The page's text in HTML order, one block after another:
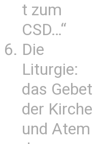
t zum
CSD…“
Die
Liturgie:
das Gebet
der Kirche
und Atem